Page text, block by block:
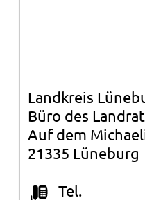
Landkreis
Büro des
Auf dem
21335 Lüneburg
Tel.